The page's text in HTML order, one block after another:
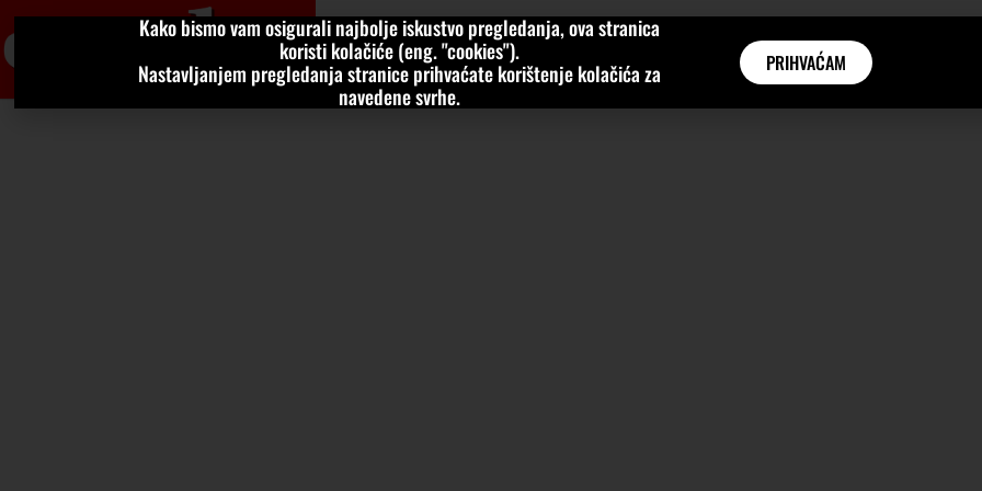
VIJESTI KOLUMNE KATEGORIJE INTERVJUI AKTUALNO
Kako bismo vam osigurali najbolje iskustvo pregledanja, ova stranica
koristi kolačiće (eng. "cookies").
Nastavljanjem pregledanja stranice prihvaćate korištenje kolačića za
navedene svrhe.
PRIHVAĆAM